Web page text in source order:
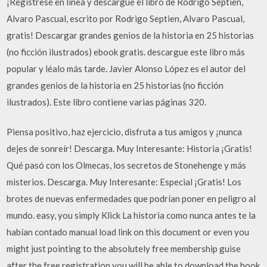
Alvaro Pascual, escrito por Rodrigo Septien, Alvaro Pascual,
gratis! Descargar grandes genios de la historia en 25 historias
(no ficción ilustrados) ebook gratis. descargue este libro más
popular y léalo más tarde. Javier Alonso López es el autor del
grandes genios de la historia en 25 historias (no ficción
ilustrados). Este libro contiene varias páginas 320.
Piensa positivo, haz ejercicio, disfruta a tus amigos y ¡nunca
dejes de sonreír! Descarga. Muy Interesante: Historia ¡Gratis!
Qué pasó con los Olmecas, los secretos de Stonehenge y más
misterios. Descarga. Muy Interesante: Especial ¡Gratis! Los
brotes de nuevas enfermedades que podrían poner en peligro al
mundo. easy, you simply Klick La historia como nunca antes te la
habían contado manual load link on this document or even you
might just pointing to the absolutely free membership guise